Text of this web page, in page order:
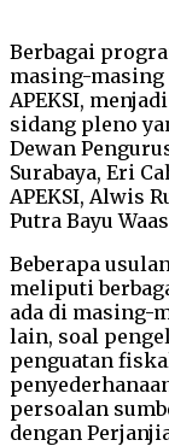
Berbagai
masing-
APEKSI,
sidang pleno
Dewan
Surabaya, Eri
APEKSI, Alwis
Putra Bayu
Beberapa
meliputi
ada di masing-
lain, soal
penguatan
persoalan
dengan